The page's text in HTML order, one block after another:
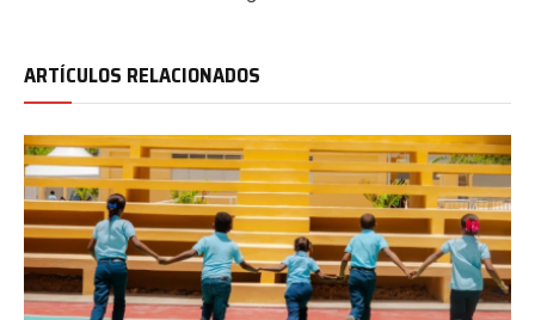
ARTÍCULOS RELACIONADOS